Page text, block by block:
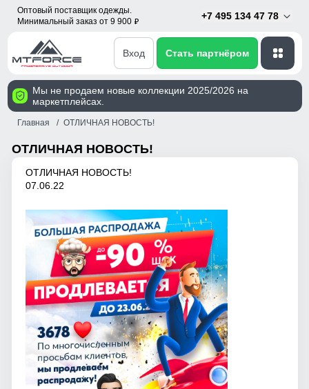
Оптовый поставщик одежды.
Минимальный заказ от 9 900 p
+7 495 134 47 78
Вход Стать партнёром
Мы не продаем новые коллекции 2025/2026 на
маркетплейсах.
Главная ОТЛИЧНАЯ НОВОСТЬ!
ОТЛИЧНАЯ НОВОСТЬ!
ОТЛИЧНАЯ НОВОСТЬ!
07.06.22